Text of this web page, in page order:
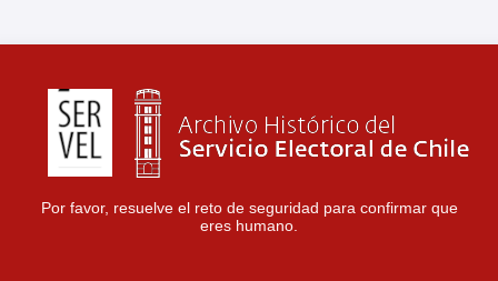
Por favor, resuelve el reto de seguridad para confirmar que
eres humano.